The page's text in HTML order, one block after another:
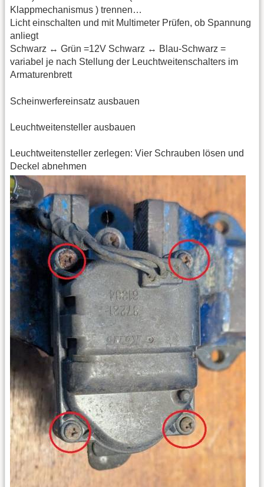
Klappmechanismus ) trennen…
Licht einschalten und mit Multimeter Prüfen, ob Spannung
anliegt
Schwarz ↔ Grün =12V Schwarz ↔ Blau-Schwarz =
variabel je nach Stellung der Leuchtweitenschalters im
Armaturenbrett
Scheinwerfereinsatz ausbauen
Leuchtweitensteller ausbauen
Leuchtweitensteller zerlegen: Vier Schrauben lösen und
Deckel abnehmen